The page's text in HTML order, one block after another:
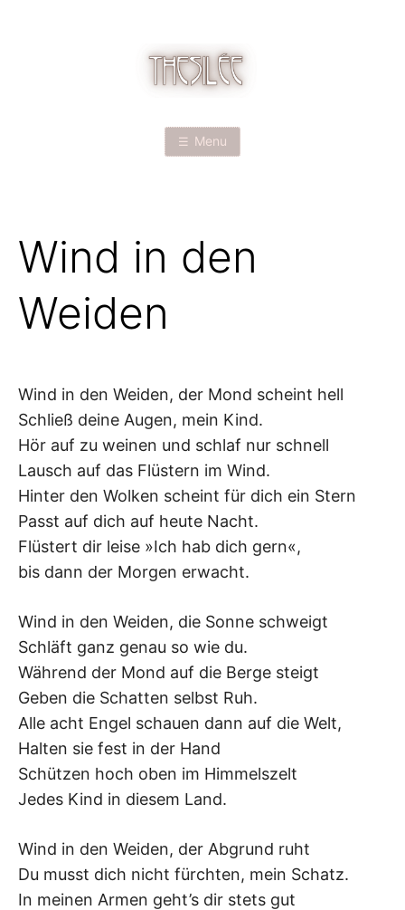
E
–
F
L
K
&
O
L
K
Menu
Wind in den
Weiden
Wind in den Weiden, der Mond scheint hell
Schließ deine Augen, mein Kind.
Hör auf zu weinen und schlaf nur schnell
Lausch auf das Flüstern im Wind.
Hinter den Wolken scheint für dich ein Stern
Passt auf dich auf heute Nacht.
Flüstert dir leise »Ich hab dich gern«,
bis dann der Morgen erwacht.
Wind in den Weiden, die Sonne schweigt
Schläft ganz genau so wie du.
Während der Mond auf die Berge steigt
Geben die Schatten selbst Ruh.
Alle acht Engel schauen dann auf die Welt,
Halten sie fest in der Hand
Schützen hoch oben im Himmelszelt
Jedes Kind in diesem Land.
Wind in den Weiden, der Abgrund ruht
Du musst dich nicht fürchten, mein Schatz.
In meinen Armen geht’s dir stets gut